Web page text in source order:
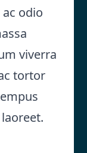
odio
viverra
tortor